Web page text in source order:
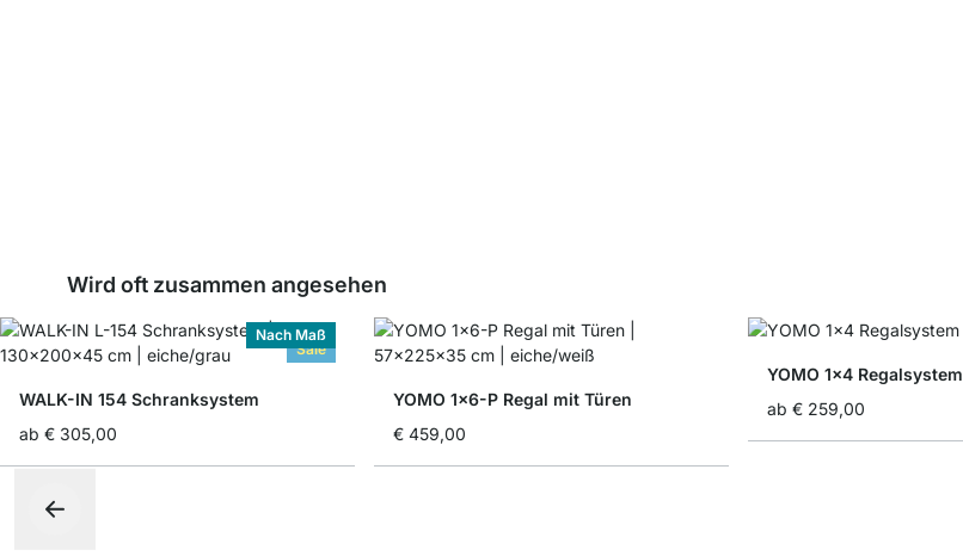
Wird oft zusammen angesehen
Sale
Nach Maß
WALK-IN 154 Schranksystem
ab € 305,00
YOMO 1x6-P Regal mit Türen
€ 459,00
YOMO 1x4 Regalsystem
ab € 259,00